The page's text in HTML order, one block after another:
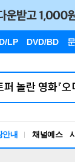
LP DVD/BD
안내 채널예스